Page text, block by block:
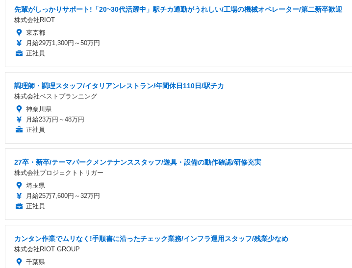
先輩がしっかりサポート!「20~30代活躍中」駅チカ通勤がうれしい/工場の機械オペレーター/第二新卒歓迎
株式会社RIOT
東京都
月給29万1,300円～50万円
正社員
調理師・調理スタッフ/イタリアンレストラン/年間休日110日/駅チカ
株式会社ベストプランニング
神奈川県
月給23万円～48万円
正社員
27卒・新卒/テーマパークメンテナンススタッフ/遊具・設備の動作確認/研修充実
株式会社プロジェクトトリガー
埼玉県
月給25万7,600円～32万円
正社員
カンタン作業でムリなく!手順書に沿ったチェック業務/インフラ運用スタッフ/残業少なめ
株式会社RIOT GROUP
千葉県